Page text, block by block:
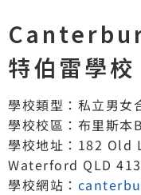
特伯雷學校
學校類型：私立男女
學校校區：布里斯
學校地址：182
Waterford QLD
學校網站：